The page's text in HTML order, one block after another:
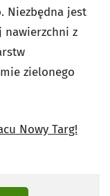
Niezbędna jest
nawierzchni z
zielonego
Nowy Targ!